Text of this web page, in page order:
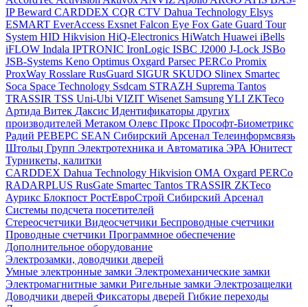
IPBeward CARDDEX CQR CTV Dahua Technology Elsys
ESMART EverAccess Exsnet Falcon Eye Fox Gate Guard Tour
System HID Hikvision HiQ-Electronics HiWatch Huawei iBells
iFLOW Indala IPTRONIC IronLogic ISBC J2000 J-Lock JSBo
JSB-Systems Keno Optimus Oxgard Parsec PERCo Promix
ProxWay Rosslare RusGuard SIGUR SKUDO Slinex Smartec
Soca Space Technology Ssdcam STRAZH Suprema Tantos
TRASSIR TSS Uni-Ubi VIZIT Wisenet SamsungYLI ZKTeco
Артида Витек Даксис Идентификаторы других
производителей Метаком Олевс Прокс Прософт-Биометрикс
Радий РЕВЕРС SEAN Сибирский Арсенал Телеинформсвязь
Штольц Групп Электротехника и Автоматика ЭРА Юнитест
Турникеты, калитки
CARDDEX Dahua Technology Hikvision ОМА Oxgard PERCo
RADARPLUS RusGate Smartec Tantos TRASSIR ZKTeco
Аурикс Блокпост РостЕвроСтрой Сибирский Арсенал
Системы подсчета посетителей
Стереосчетчики Видеосчетчики Беспроводные счетчики
Проводные счетчики Программное обеспечение
Дополнительное оборудование
Электрозамки, доводчики дверей
Умные электронные замки Электромеханические замки
Электромагнитные замки Ригельные замки Электрозащелки
Доводчики дверей Фиксаторы дверей Гибкие переходы